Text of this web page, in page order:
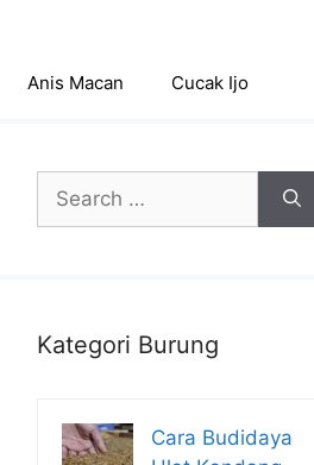
Anis Macan Cucak Ijo
Search
for:
Kategori Burung
Cara Budidaya